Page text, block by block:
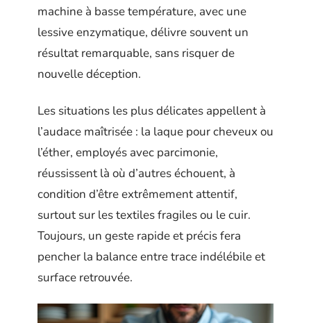
machine à basse température, avec une
lessive enzymatique, délivre souvent un
résultat remarquable, sans risquer de
nouvelle déception.
Les situations les plus délicates appellent à
l’audace maîtrisée : la laque pour cheveux ou
l’éther, employés avec parcimonie,
réussissent là où d’autres échouent, à
condition d’être extrêmement attentif,
surtout sur les textiles fragiles ou le cuir.
Toujours, un geste rapide et précis fera
pencher la balance entre trace indélébile et
surface retrouvée.